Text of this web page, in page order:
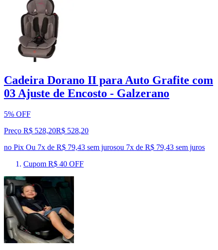
Cadeira Dorano II para Auto Grafite com
03 Ajuste de Encosto - Galzerano
5% OFF
Preço R$ 528,20R$ 528,20
no Pix Ou 7x de R$ 79,43 sem jurosou 7x de R$ 79,43 sem juros
Cupom R$ 40 OFF